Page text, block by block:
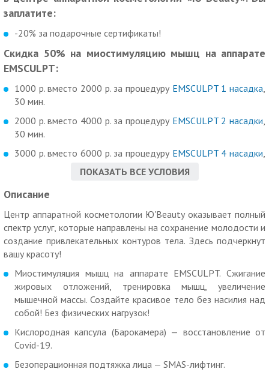
заплатите:
-20% за подарочные сертификаты!
Скидка 50% на миостимуляцию мышц на аппарате
EMSCULPT:
1000 р. вместо 2000 р. за процедуру EMSCULPT 1 насадка,
30 мин.
2000 р. вместо 4000 р. за процедуру EMSCULPT 2 насадки,
30 мин.
3000 р. вместо 6000 р. за процедуру EMSCULPT 4 насадки,
(барокамера):
850 р. вместо 1700 р. за процедурукислородной капсулы,
30 мин.
1100 р. вместо 2200 р. за процедуру
60 мин.
Посмотреть описание.
Скидка 50% на безоперационную липосакцию:
криолиполиз, лазерный липолиз, кавитацию:
Криолиполиз - одновременно можно поставить 4 насадки
ПОКАЗАТЬ ВСЕ УСЛОВИЯ
Описание
Центр аппаратной косметологии Ю'Beauty оказывает полный
спектр услуг, которые направлены на сохранение молодости и
создание привлекательных контуров тела. Здесь подчеркнут
вашу красоту!
Миостимуляция мышц на аппарате EMSCULPT. Сжигание
жировых отложений, тренировка мышц, увеличение
мышечной массы. Создайте красивое тело без насилия над
собой! Без физических нагрузок!
Кислородная капсула (Барокамера) — восстановление от
Covid-19.
Безоперационная подтяжка лица — SMAS-лифтинг.